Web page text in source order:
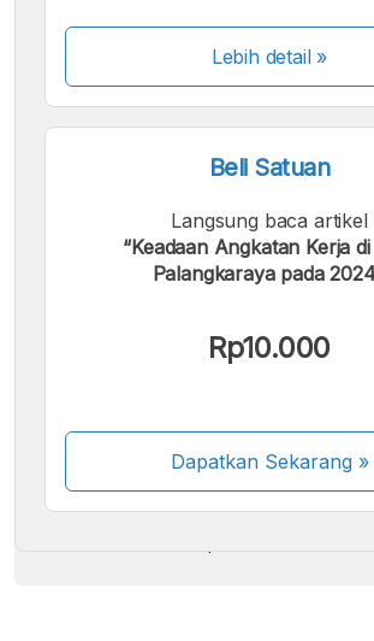
Lebih detail »
Beli Satuan
Langsung baca artikel
“Keadaan Angkatan Kerja
Palangkaraya pada
Rp10.000
Dapatkan Sekarang»
Kami menerima pembayaran
Beberapa metode pembayaran